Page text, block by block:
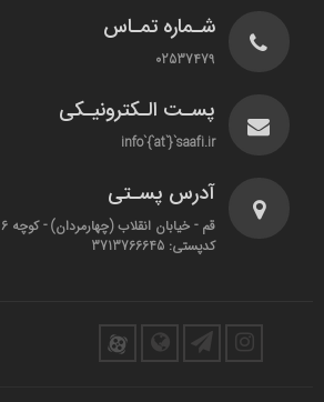
شـماره تمـاس
02537479
پسـت الـکترونیـکی
info`{`at`}`saafi.ir
آدرس پسـتی
کدپستی: 3713766645